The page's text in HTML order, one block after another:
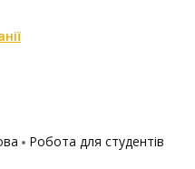
Робота для студентів